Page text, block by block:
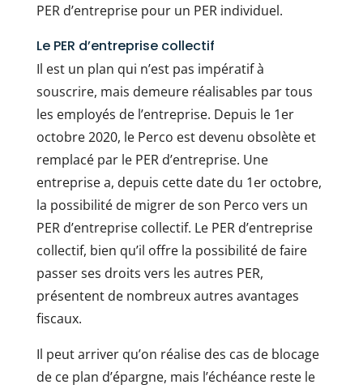
PER d’entreprise pour un PER individuel.
Le PER d’entreprise collectif
Il est un plan qui n’est pas impératif à
souscrire, mais demeure réalisables par tous
les employés de l’entreprise. Depuis le 1er
octobre 2020, le Perco est devenu obsolète et
remplacé par le PER d’entreprise. Une
entreprise a, depuis cette date du 1er octobre,
la possibilité de migrer de son Perco vers un
PER d’entreprise collectif. Le PER d’entreprise
collectif, bien qu’il offre la possibilité de faire
passer ses droits vers les autres PER,
présentent de nombreux autres avantages
fiscaux.
Il peut arriver qu’on réalise des cas de blocage
de ce plan d’épargne, mais l’échéance reste le